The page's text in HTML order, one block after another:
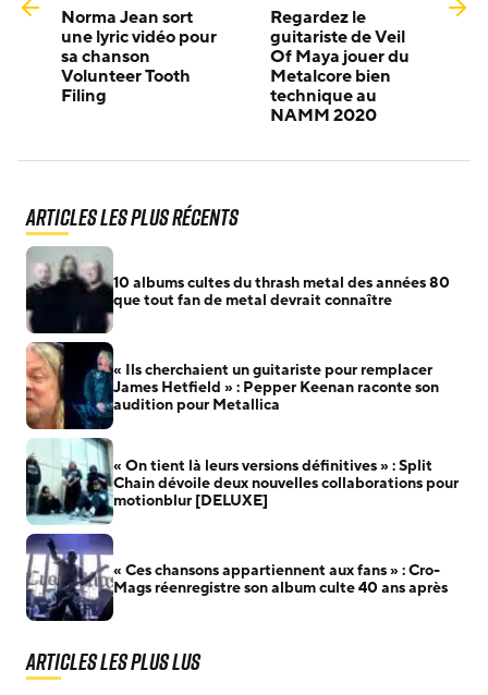
Norma Jean sort
une lyric vidéo pour
sa chanson
Volunteer Tooth
Filing
Regardez le
guitariste de Veil
Of Maya jouer du
Metalcore bien
technique au
NAMM 2020
Articles les plus récents
10 albums cultes du thrash metal des années 80
que tout fan de metal devrait connaître
« Ils cherchaient un guitariste pour remplacer
James Hetfield » : Pepper Keenan raconte son
audition pour Metallica
« On tient là leurs versions définitives » : Split
Chain dévoile deux nouvelles collaborations pour
motionblur [DELUXE]
« Ces chansons appartiennent aux fans » : Cro-
Mags réenregistre son album culte 40 ans après
Articles les plus lus